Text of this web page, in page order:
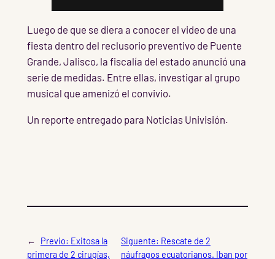
Luego de que se diera a conocer el video de una
fiesta dentro del reclusorio preventivo de Puente
Grande, Jalisco, la fiscalía del estado anunció una
serie de medidas. Entre ellas, investigar al grupo
musical que amenizó el convivio.
Un reporte entregado para Noticias Univisión.
← Previo: Exitosa la
primera de 2 cirugías,
Siguente: Rescate de 2
náufragos ecuatorianos. Iban por